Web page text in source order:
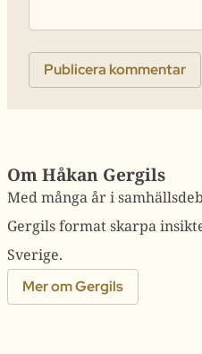
Om Håkan Gergils
Med många år i
Gergils format skarpa
Sverige.
Mer om Gergils